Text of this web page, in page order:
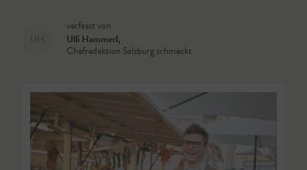
verfasst von
Ulli Hammerl,
Chefredaktion Salzburg schmeckt